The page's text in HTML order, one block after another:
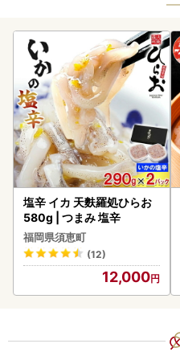
塩辛 イカ 天麩羅処ひらお
580g | つまみ 塩辛
福岡県須恵町
(12)
12,000